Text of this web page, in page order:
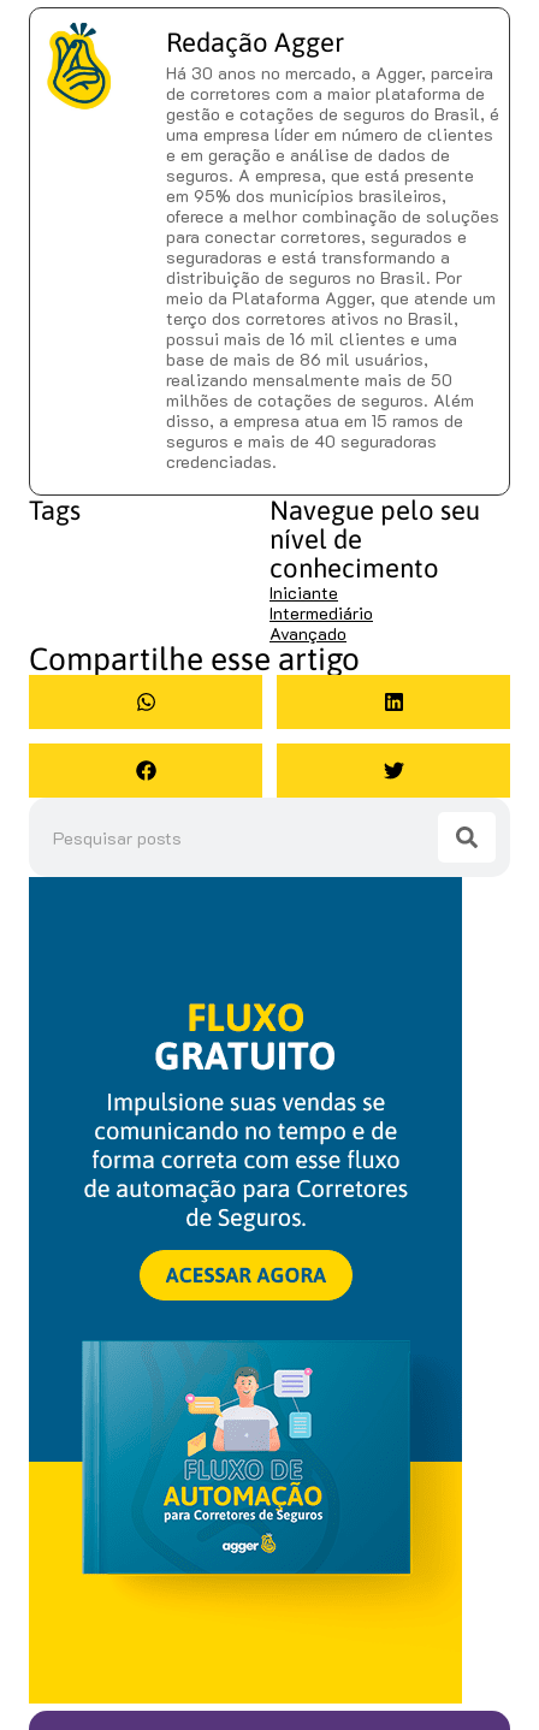
Redação Agger
Há 30 anos no mercado, a Agger, parceira
de corretores com a maior plataforma de
gestão e cotações de seguros do Brasil, é
uma empresa líder em número de clientes
e em geração e análise de dados de
seguros. A empresa, que está presente
em 95% dos municípios brasileiros,
oferece a melhor combinação de soluções
para conectar corretores, segurados e
seguradoras e está transformando a
distribuição de seguros no Brasil. Por
meio da Plataforma Agger, que atende um
terço dos corretores ativos no Brasil,
possui mais de 16 mil clientes e uma
base de mais de 86 mil usuários,
realizando mensalmente mais de 50
milhões de cotações de seguros. Além
disso, a empresa atua em 15 ramos de
seguros e mais de 40 seguradoras
credenciadas.
Tags
Navegue pelo seu
nível de
conhecimento
Iniciante
Intermediário
Avançado
Compartilhe esse artigo